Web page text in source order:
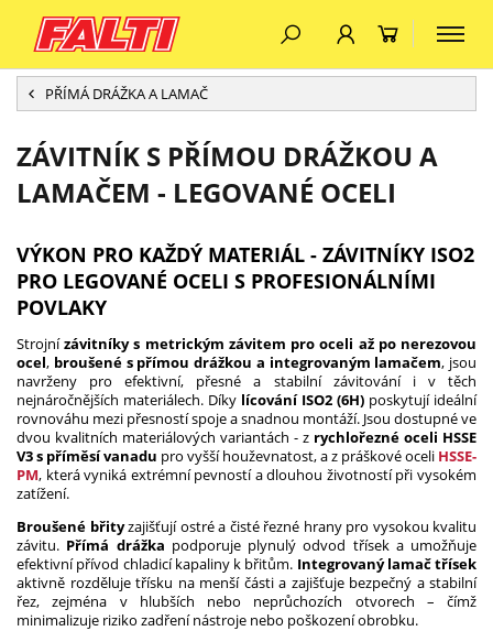
PŘÍMÁ DRÁŽKA A LAMAČ
ZÁVITNÍK S PŘÍMOU DRÁŽKOU A
LAMAČEM - LEGOVANÉ OCELI
VÝKON PRO KAŽDÝ MATERIÁL - ZÁVITNÍKY ISO2
PRO LEGOVANÉ OCELI S PROFESIONÁLNÍMI
POVLAKY
Strojnízávitníky s metrickým závitem pro oceli až po nerezovou
ocel, broušené s přímou drážkou a integrovaným lamačem, jsou
navrženy pro efektivní, přesné a stabilní závitování i v těch
nejnáročnějších materiálech. Díky lícování ISO2 (6H) poskytují ideální
rovnováhu mezi přesností spoje a snadnou montáží. Jsou dostupné ve
dvou kvalitních materiálových variantách - z rychlořezné oceli HSSE
V3 s příměsí vanadu pro vyšší houževnatost, a z práškové oceli HSSE-
PM, která vyniká extrémní pevností a dlouhou životností při vysokém
zatížení.
Broušené břityzajišťují ostré a čisté řezné hrany pro vysokou kvalitu
závitu. Přímá drážka podporuje plynulý odvod třísek a umožňuje
efektivní přívod chladicí kapaliny k břitům. Integrovaný lamač třísek
aktivně rozděluje třísku na menší části a zajišťuje bezpečný a stabilní
řez, zejména v hlubších nebo neprůchozích otvorech – čímž
minimalizuje riziko zadření nástroje nebo poškození obrobku.